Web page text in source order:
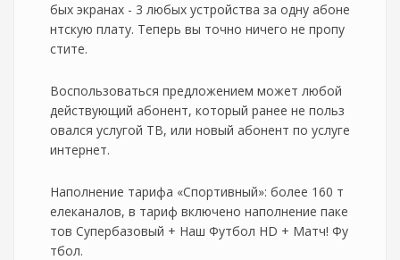
бых экранах - 3 любых устройства за одну абоне
нтскую плату. Теперь вы точно ничего не пропу
стите.
Воспользоваться предложением может любой
действующий абонент, который ранее не польз
овался услугой ТВ, или новый абонент по услуге
интернет.
Наполнение тарифа «Спортивный»: более 160 т
елеканалов, в тариф включено наполнение паке
тов Супербазовый + Наш Футбол HD + Матч! Фу
тбол.